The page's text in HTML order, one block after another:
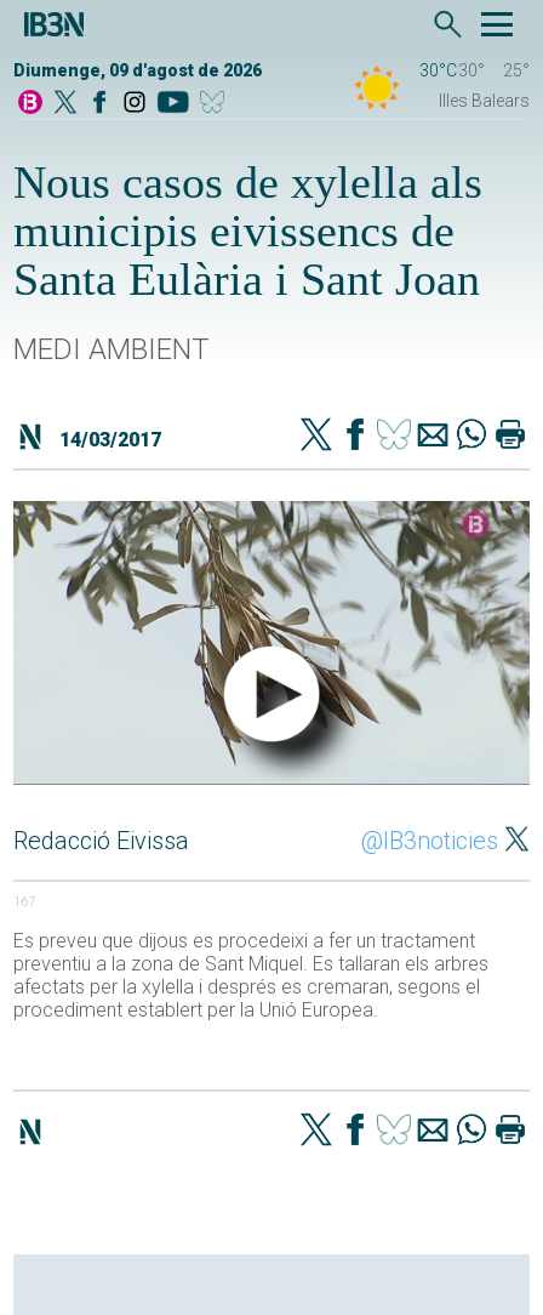
Diumenge, 09 d'agost de 2026 30°C30°
25°
Illes Balears
Nous casos de xylella als
municipis eivissencs de
Santa Eulària i Sant Joan
MEDI AMBIENT
14/03/2017
Redacció Eivissa @IB3noticies
167
Es preveu que dijous es procedeixi a fer un tractament
preventiu a la zona de Sant Miquel. Es tallaran els arbres
afectats per la xylella i després es cremaran, segons el
procediment establert per la Unió Europea.